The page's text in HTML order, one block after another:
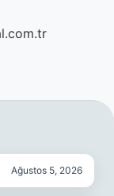
Ağustos 5, 2026